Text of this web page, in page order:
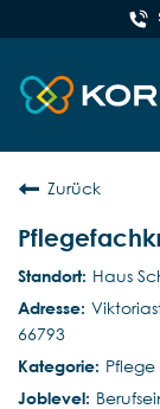
Zurück
Haus
66793